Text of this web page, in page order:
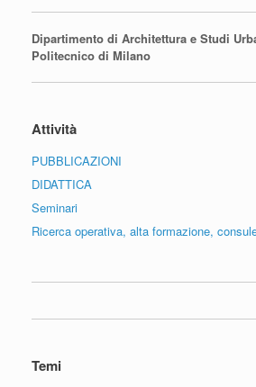
Dipartimento di Architettura e Studi
Politecnico di Milano
Attività
PUBBLICAZIONI
DIDATTICA
Seminari
Ricerca operativa, alta formazione,
Temi